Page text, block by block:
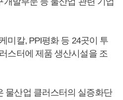
미칼, PPI평화 등 24곳이 투
스터에 제품 생산시설을 조
물산업 클러스터의 실증화단